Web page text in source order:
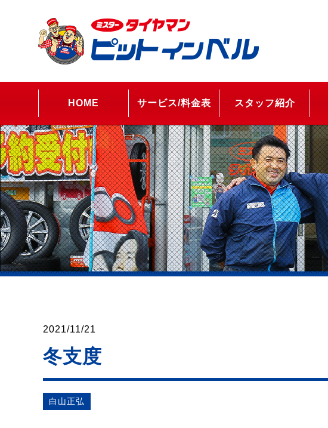
HOME サービス/料金表 スタッフ紹介
2021/11/21
冬支度
⽩⼭正弘